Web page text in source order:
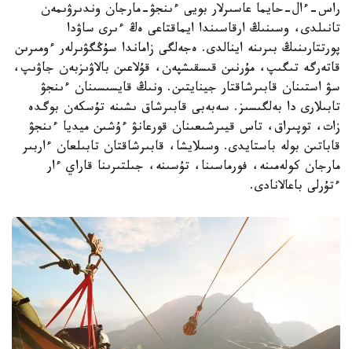
راس-ءال-حايما عاسىرلار بويى ءىنجۋ-مارجان وندىرۋىمەن
تانىلدى، وسىنىڭ ارقاسىندا ايماقتاعى ەڭ ءىرى ساۋدا
پورتتارىنىڭ بىرىنە اينالدى. ەجەلگى زاماندا سۇڭگۋىرلەر ءومىرىن
قاتەرگە تىگىپ، مۇرنىن قىسقىشپەن، قۇلاعىن بالاۋىزبەن جاۋىپ،
سۋ استىنان قابىرشاقتار جينايتىن. ونىڭ قايسىسىنان ءىنجۋ
تابىلارى دا بەلگىسىز. سەبەبى قابىرشاق ىشىنە تۇسكەن بوگدە
زات، توپىراق، تاس قيىرشىعىنان قورعانۋ ءۇشىن ميديا ءىنجۋ
قاباتىن بولە باستايدى. وسىلايشا، قابىرشاقتان تابىلعان ءاربىر
مارجان كولەمىنە، فورماسىنا، تۇسىنە، جىلتىرىنا قاراي ءار
ءتۇرلى باعالانادى.